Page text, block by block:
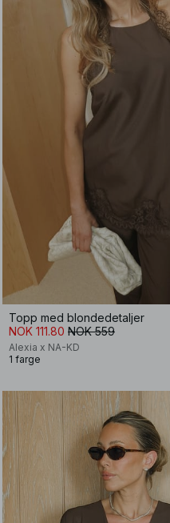
Topp med blondedetaljer
NOK 111.80 NOK 559
Alexia x NA-KD
1 farge